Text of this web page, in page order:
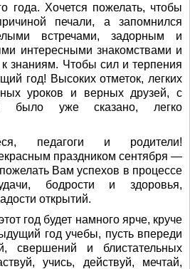
года. Хочется пожелать, чтобы
печали, а запомнился
встречами, задорным и
интересными знакомствами и
знаниям. Чтобы сил и терпения
год! Высоких отметок, легких
уроков и верных друзей, с
было уже сказано, легко
педагоги и родители!
праздником сентября —
Вам успехов в процессе
бодрости и здоровья,
открытий.
год будет намного ярче, круче
год учебы, пусть впереди
свершений и блистательных
учись, действуй, мечтай,